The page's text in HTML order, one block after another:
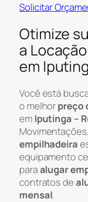
Solicitar
Otimize
a
em
Você está
o melhorpreço
emIputinga –
empilhadeira
equipamento
paraalugar
contratos de
mensal.